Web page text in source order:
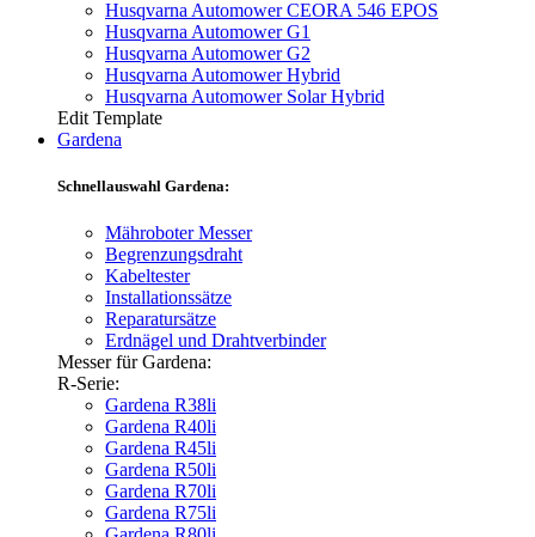
Husqvarna Automower CEORA 546 EPOS
Husqvarna Automower G1
Husqvarna Automower G2
Husqvarna Automower Hybrid
Husqvarna Automower Solar Hybrid
Edit Template
Gardena
Schnellauswahl Gardena:
Mähroboter Messer
Begrenzungsdraht
Kabeltester
Installationssätze
Reparatursätze
Erdnägel und Drahtverbinder
Messer für Gardena:
R-Serie:
Gardena R38li
Gardena R40li
Gardena R45li
Gardena R50li
Gardena R70li
Gardena R75li